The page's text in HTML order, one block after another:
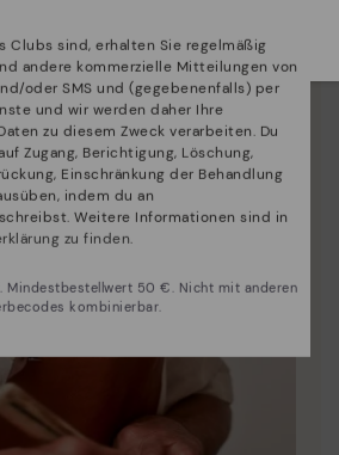
Clubs sind, erhalten Sie regelmäßig
andere kommerzielle Mitteilungen von
oder SMS und (gegebenenfalls) per
und wir werden daher Ihre
zu diesem Zweck verarbeiten. Du
Zugang, Berichtigung, Löschung,
Einschränkung der Behandlung
indem du an
schreibst. Weitere Informationen sind in
zu finden.
Mindestbestellwert 50 €. Nicht mit anderen
kombinierbar.